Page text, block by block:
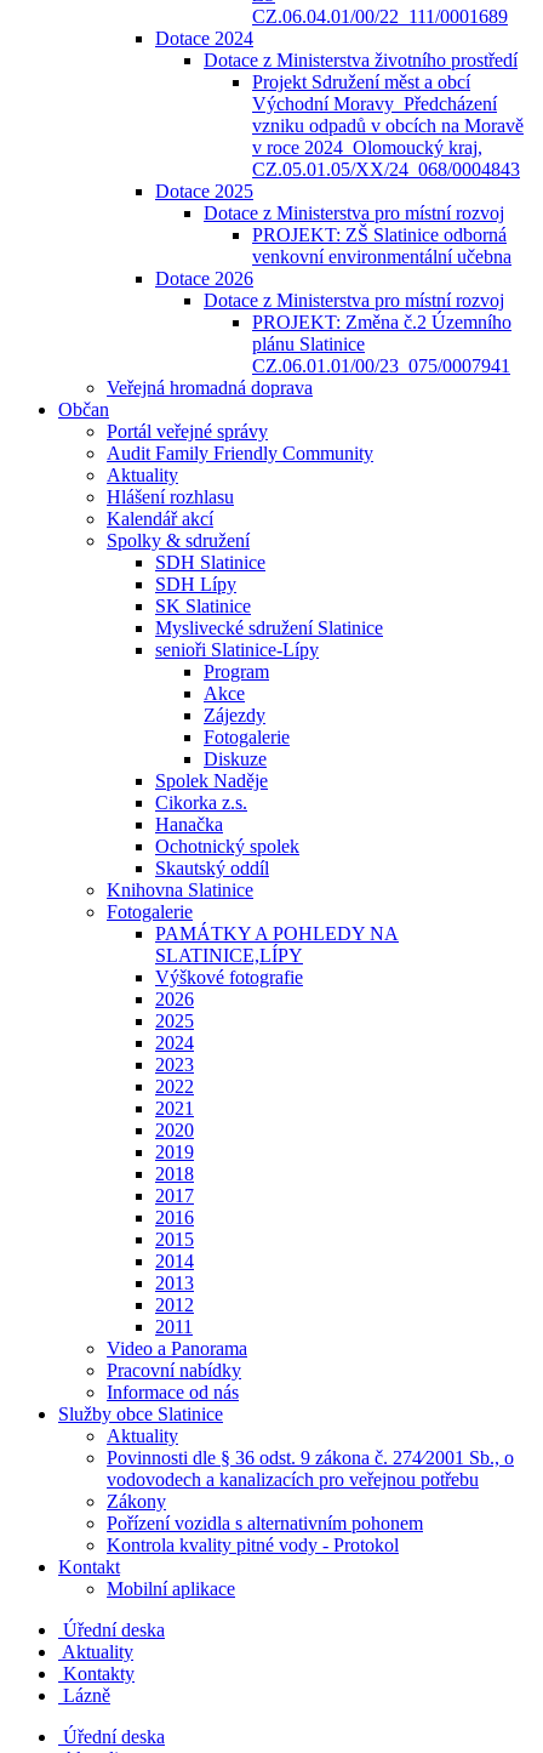
CZ.06.04.01/00/22_111/0001689
Dotace 2024
Dotace z Ministerstva životního prostředí
Projekt Sdružení měst a obcí
Východní Moravy_Předcházení
vzniku odpadů v obcích na Moravě
v roce 2024_Olomoucký kraj,
CZ.05.01.05/XX/24_068/0004843
Dotace 2025
Dotace z Ministerstva pro místní rozvoj
PROJEKT: ZŠ Slatinice odborná
venkovní environmentální učebna
Dotace 2026
Dotace z Ministerstva pro místní rozvoj
PROJEKT: Změna č.2 Územního
plánu Slatinice
CZ.06.01.01/00/23_075/0007941
Veřejná hromadná doprava
Občan
Portál veřejné správy
Audit Family Friendly Community
Aktuality
Hlášení rozhlasu
Kalendář akcí
Spolky & sdružení
SDH Slatinice
SDH Lípy
SK Slatinice
Myslivecké sdružení Slatinice
senioři Slatinice-Lípy
Program
Akce
Zájezdy
Fotogalerie
Diskuze
Spolek Naděje
Cikorka z.s.
Hanačka
Ochotnický spolek
Skautský oddíl
Knihovna Slatinice
Fotogalerie
PAMÁTKY A POHLEDY NA
SLATINICE,LÍPY
Výškové fotografie
2026
2025
2024
2023
2022
2021
2020
2019
2018
2017
2016
2015
2014
2013
2012
2011
Video a Panorama
Pracovní nabídky
Informace od nás
Služby obce Slatinice
Aktuality
Povinnosti dle § 36 odst. 9 zákona č. 274⁄2001 Sb., o
vodovodech a kanalizacích pro veřejnou potřebu
Zákony
Pořízení vozidla s alternativním pohonem
Kontrola kvality pitné vody - Protokol
Kontakt
Mobilní aplikace
Úřední deska
Aktuality
Kontakty
Lázně
Úřední deska